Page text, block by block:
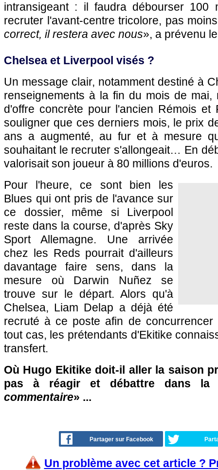
intransigeant : il faudra débourser 100
recruter l'avant-centre tricolore, pas
correct, il restera avec nous», a prévenu
Chelsea et Liverpool visés ?
Un message clair, notamment destiné à
renseignements à la fin du mois de mai,
d'offre concrète pour l'ancien Rémois et
souligner que ces derniers mois, le prix
ans a augmenté, au fur et à mesure
souhaitant le recruter s'allongeait… En
valorisait son joueur à 80 millions d'euros.
Pour l'heure, ce sont bien les
Blues qui ont pris de l'avance sur
ce dossier, même si Liverpool
reste dans la course, d'après Sky
Sport Allemagne. Une arrivée
chez les Reds pourrait d'ailleurs
davantage faire sens, dans la
mesure où Darwin Nuñez se
trouve sur le départ. Alors qu'à
Chelsea, Liam Delap a déjà été
recruté à ce poste afin de concurrencer
tout cas, les prétendants d'Ekitike
transfert.
Où Hugo Ekitike doit-il aller la saison
pas à réagir et débattre dans la
commentaire» ...
Partager sur Facebook
Un problème avec cet article ?